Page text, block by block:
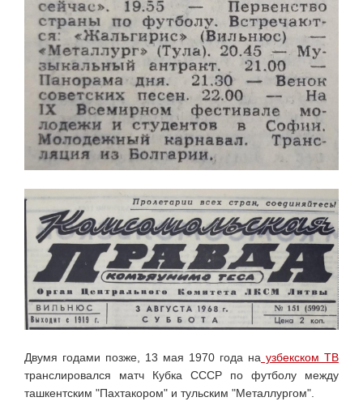
Двумя годами позже, 13 мая 1970 года на узбекском ТВ
транслировался матч Кубка СССР по футболу между
ташкентским "Пахтакором" и тульским "Металлургом".